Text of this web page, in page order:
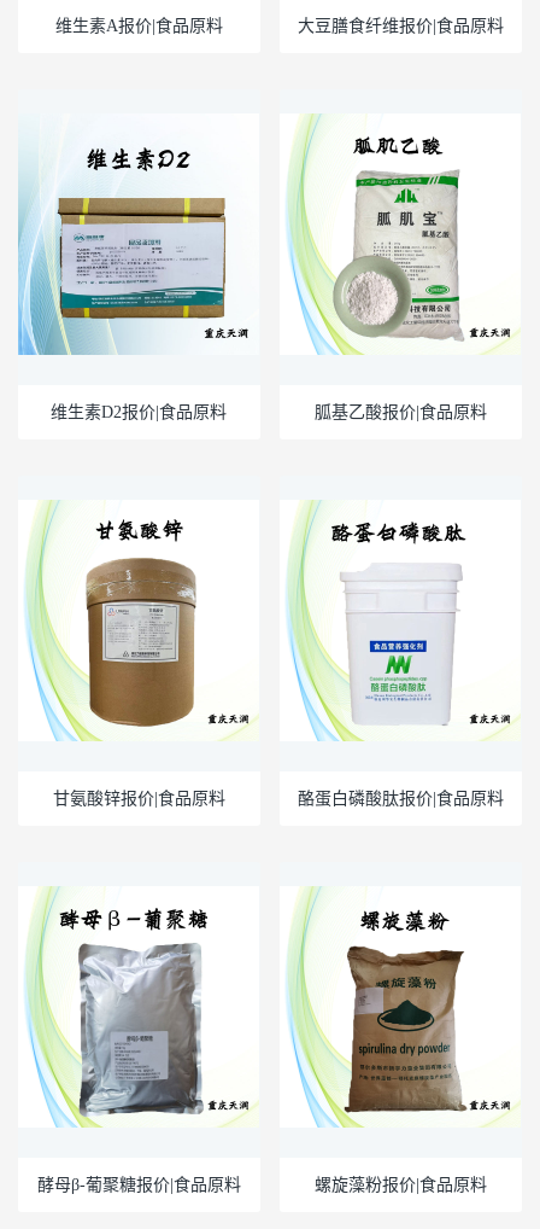
维生素A报价|食品原料 大豆膳食纤维报价|食品原料
维生素D2报价|食品原料 胍基乙酸报价|食品原料
甘氨酸锌报价|食品原料 酪蛋白磷酸肽报价|食品原料
酵母β-葡聚糖报价|食品原料 螺旋藻粉报价|食品原料